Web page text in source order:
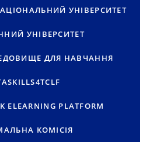
УНІВЕРСИТЕТ
УНІВЕРСИТЕТ
ДЛЯ НАВЧАННЯ
ELEARNING PLATFORM
КОМІСІЯ